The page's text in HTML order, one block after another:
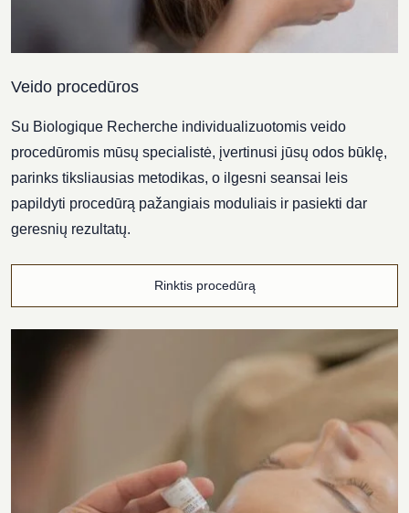
Veido procedūros
Su Biologique Recherche individualizuotomis veido
procedūromis mūsų specialistė, įvertinusi jūsų odos būklę,
parinks tiksliausias metodikas, o ilgesni seansai leis
papildyti procedūrą pažangiais moduliais ir pasiekti dar
geresnių rezultatų.
Rinktis procedūrą